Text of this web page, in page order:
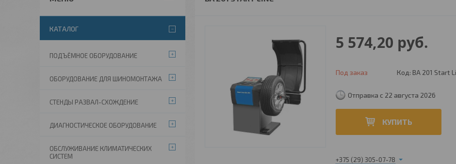
5 574,20 руб.
Под заказ Код: BA 201 Start
Отправка с 22 августа 2026
КУПИТЬ
+375 (29) 305-07-78
КАТАЛОГ
ПОДЪЁМНОЕ ОБОРУДОВАНИЕ
ОБОРУДОВАНИЕ ДЛЯ ШИНОМОНТАЖА
СТЕНДЫ РАЗВАЛ-СХОЖДЕНИЕ
ДИАГНОСТИЧЕСКОЕ ОБОРУДОВАНИЕ
ОБСЛУЖИВАНИЕ КЛИМАТИЧЕСКИХ
СИСТЕМ